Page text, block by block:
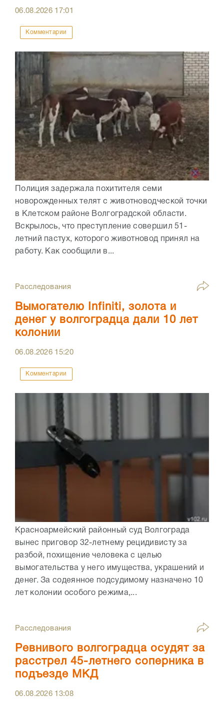
06.08.2026 17:01
Комментарии
Полиция задержала похитителя семи
новорожденных телят с животноводческой точки
в Клетском районе Волгоградской области.
Вскрылось, что преступление совершил 51-
летний пастух, которого животновод принял на
работу. Как сообщили в...
Расследования
Вымогателю Infiniti, золота и
денег у волгоградца дали 10 лет
колонии
06.08.2026 15:20
Комментарии
Красноармейский районный суд Волгограда
вынес приговор 32-летнему рецидивисту за
разбой, похищение человека с целью
вымогательства у него имущества, украшений и
денег. За содеянное подсудимому назначено 10
лет колонии особого режима,...
Расследования
Ревнивого волгоградца осудят за
расстрел 45-летнего соперника в
подъезде МКД
06.08.2026 13:08